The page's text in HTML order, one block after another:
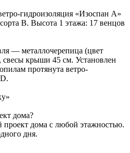
гидроизоляция «Изоспан А»
В. Высота 1 этажа: 17 венцов
— металлочерепица (цвет
крыши 45 см. Установлен
протянута ветро-
дома?
дома с любой этажностью.
дня.